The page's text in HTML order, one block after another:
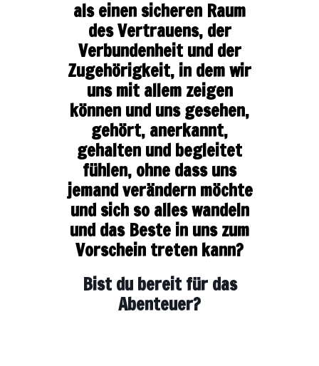
als einen sicheren Raum
des Vertrauens, der
Verbundenheit und der
Zugehörigkeit, in dem wir
uns mit allem zeigen
können und uns gesehen,
gehört, anerkannt,
gehalten und begleitet
fühlen, ohne dass uns
jemand verändern möchte
und sich so alles wandeln
und das Beste in uns zum
Vorschein treten kann?
Bist du bereit für das
Abenteuer?